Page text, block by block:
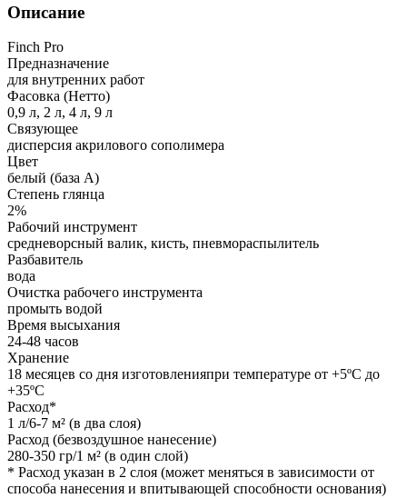
Описание
Finch Pro
Предназначение
для внутренних работ
Фасовка (Нетто)
0,9 л, 2 л, 4 л, 9 л
Связующее
дисперсия акрилового сополимера
Цвет
белый (база А)
Степень глянца
2%
Рабочий инструмент
средневорсный валик, кисть, пневмораспылитель
Разбавитель
вода
Очистка рабочего инструмента
промыть водой
Время высыхания
24-48 часов
Хранение
18 месяцев со дня изготовленияпри температуре от +5ºС до
+35ºС
Расход*
1 л/6-7 м² (в два слоя)
Расход (безвоздушное нанесение)
280-350 гр/1 м² (в один слой)
* Расход указан в 2 слоя (может меняться в зависимости от
способа нанесения и впитывающей способности основания)